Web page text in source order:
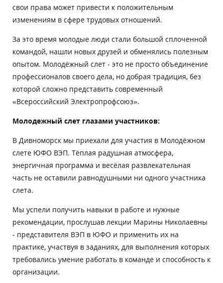
свои права может привести к положительным
изменениям в сфере трудовых отношений.
За это время молодые люди стали большой сплоченной
командой, нашли новых друзей и обменялись полезным
опытом. Молодёжный слет - это не просто объединение
профессионалов своего дела, но добрая традиция, без
которой сложно представить современный
«Всероссийский Электропрофсоюз».
Молодежный слет глазами участников:
В Дивноморск мы приехали для участия в Молодёжном
слете ЮФО ВЭП. Тёплая радушная атмосфера,
энергичная программа и весёлая развлекательная
часть не оставили равнодушными ни одного участника
слета.
Мы успели получить навыки в работе и нужные
рекомендации, прослушав лекции Марины Николаевны
- представителя ВЭП в ЮФО и применить их на
практике, участвуя в заданиях, для выполнения которых
требовались умение работать в команде и способность к
организации.